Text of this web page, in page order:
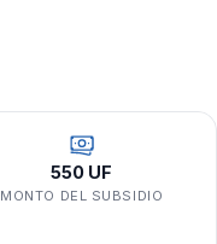
550 UF
MONTO DEL SUBSIDIO